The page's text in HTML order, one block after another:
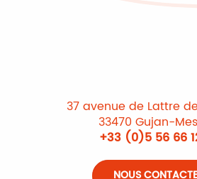
37 avenue de Lattre
33470 Gujan-
+33 (0)5 56 66
NOUS